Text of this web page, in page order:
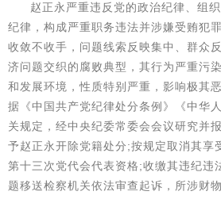
赵正永严重违反党的政治纪律、组
纪律，构成严重职务违法并涉嫌受贿犯
收敛不收手，问题线索反映集中、群众
济问题交织的腐败典型，其行为严重污
和发展环境，性质特别严重，影响极其
据《中国共产党纪律处分条例》《中华
关规定，经中央纪委常委会会议研究并
予赵正永开除党籍处分;按规定取消其享
第十三次党代会代表资格;收缴其违纪违
题移送检察机关依法审查起诉，所涉财物